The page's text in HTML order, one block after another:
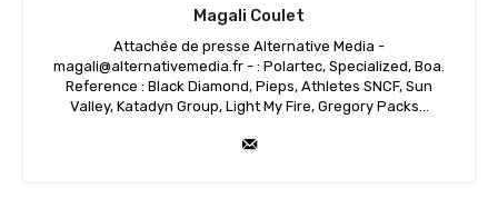
Magali Coulet
Attachée de presse Alternative Media -
magali@alternativemedia.fr - : Polartec, Specialized, Boa.
Reference : Black Diamond, Pieps, Athletes SNCF, Sun
Valley, Katadyn Group, Light My Fire, Gregory Packs...